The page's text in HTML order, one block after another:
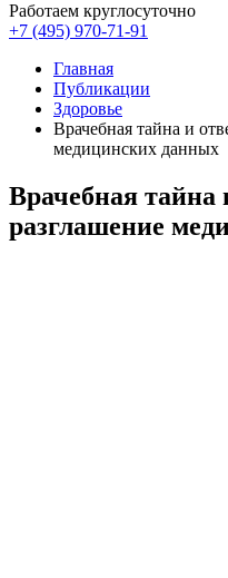
Работаем круглосуточно
+7 (495) 970-71-91
Главная
Публикации
Здоровье
Врачебная тайна и
медицинских данных
Врачебная тайна
разглашение